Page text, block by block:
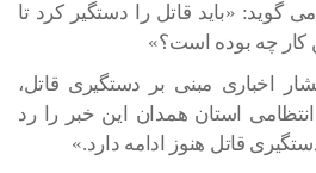
گوید: «باید قاتل را دستگیر کرد تا
کار چه بوده است؟»
اخباری مبنی بر دستگیری قاتل،
استان همدان این خبر را رد
قاتل هنوز ادامه دارد.»